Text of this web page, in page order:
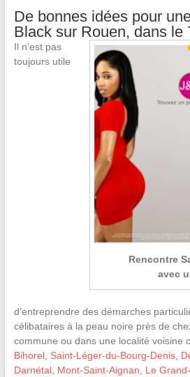
De bonnes idées pour
Black sur Rouen, dans le
Rencontre
avec
Il n’est pas
toujours utile
d’entreprendre des démarches
célibataires à la peau noire près de
commune ou dans une localité voisine
Bihorel, Saint-Léger-du-Bourg-Denis,
Darnétal, Mont-Saint-Aignan Le